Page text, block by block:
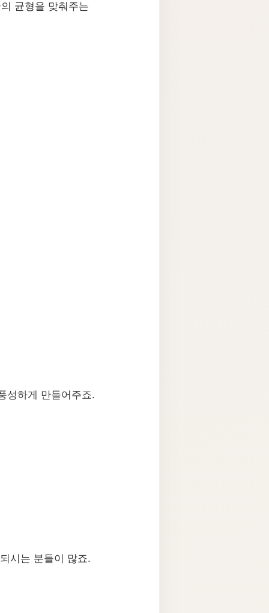
균형을 맞춰주는
성하게 만들어주죠.
시는 분들이 많죠.